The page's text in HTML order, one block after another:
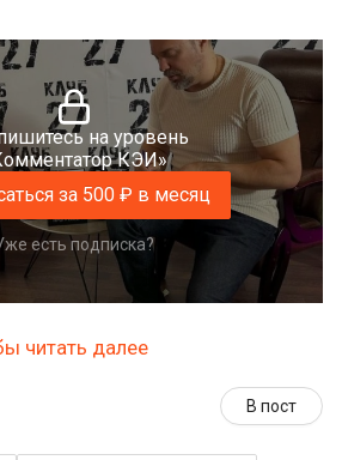
на уровень
КЭИ»
за 500 ₽ в месяц
есть подписка?
читать далее
В пост